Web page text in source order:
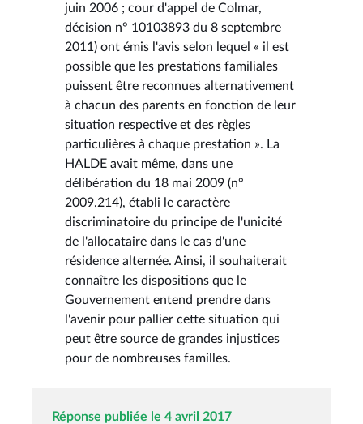
juin 2006 ; cour d'appel de Colmar,
décision n° 10103893 du 8 septembre
2011) ont émis l'avis selon lequel « il est
possible que les prestations familiales
puissent être reconnues alternativement
à chacun des parents en fonction de leur
situation respective et des règles
particulières à chaque prestation ». La
HALDE avait même, dans une
délibération du 18 mai 2009 (n°
2009.214), établi le caractère
discriminatoire du principe de l'unicité
de l'allocataire dans le cas d'une
résidence alternée. Ainsi, il souhaiterait
connaître les dispositions que le
Gouvernement entend prendre dans
l'avenir pour pallier cette situation qui
peut être source de grandes injustices
pour de nombreuses familles.
Réponse publiée le 4 avril 2017